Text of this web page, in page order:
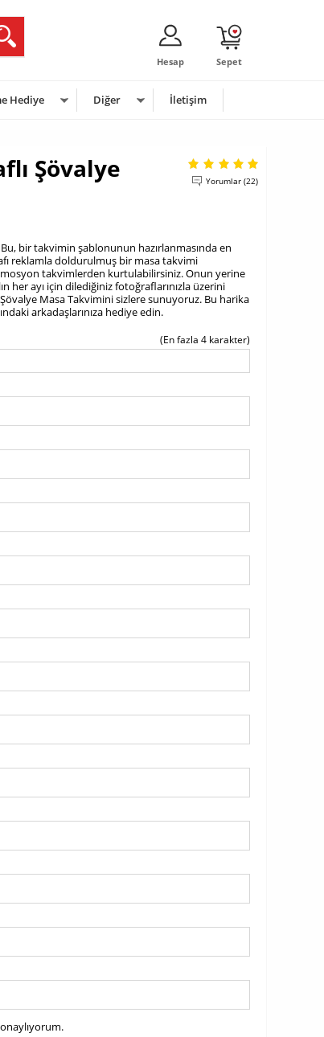
Sepet
Hesap
Hediye Diğer İletişim
Şövalye
Yorumlar (22)
bir takvimin şablonunun hazırlanmasında en
reklamla doldurulmuş bir masa takvimi
takvimlerden kurtulabilirsiniz. Onun yerine
her ayı için dilediğiniz fotoğraflarınızla üzerini
Masa Takvimini sizlere sunuyoruz. Bu harika
arkadaşlarınıza hediye edin.
(En fazla 4 karakter)